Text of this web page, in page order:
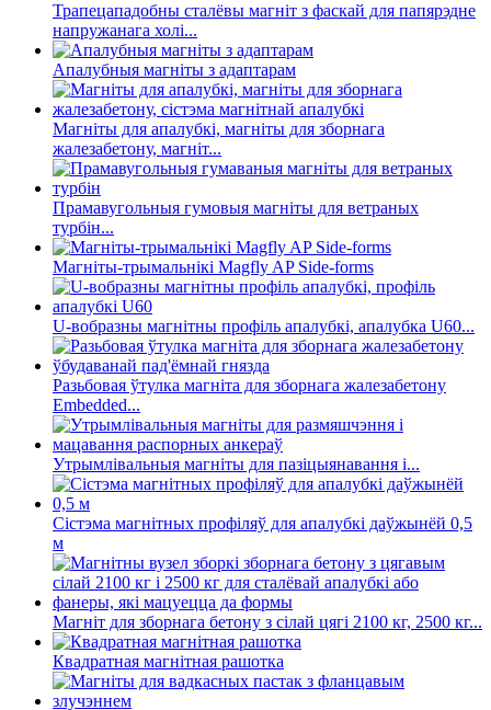
Трапецападобны сталёвы магніт з фаскай для папярэдне
напружанага холі...
Апалубныя магніты з адаптарам
Магніты для апалубкі, магніты для зборнага
жалезабетону, магніт...
Прамавугольныя гумовыя магніты для ветраных
турбін...
Магніты-трымальнікі Magfly AP Side-forms
U-вобразны магнітны профіль апалубкі, апалубка U60...
Разьбовая ўтулка магніта для зборнага жалезабетону
Embedded...
Утрымлівальныя магніты для пазіцыянавання і...
Сістэма магнітных профіляў для апалубкі даўжынёй 0,5
м
Магніт для зборнага бетону з сілай цягі 2100 кг, 2500 кг...
Квадратная магнітная рашотка